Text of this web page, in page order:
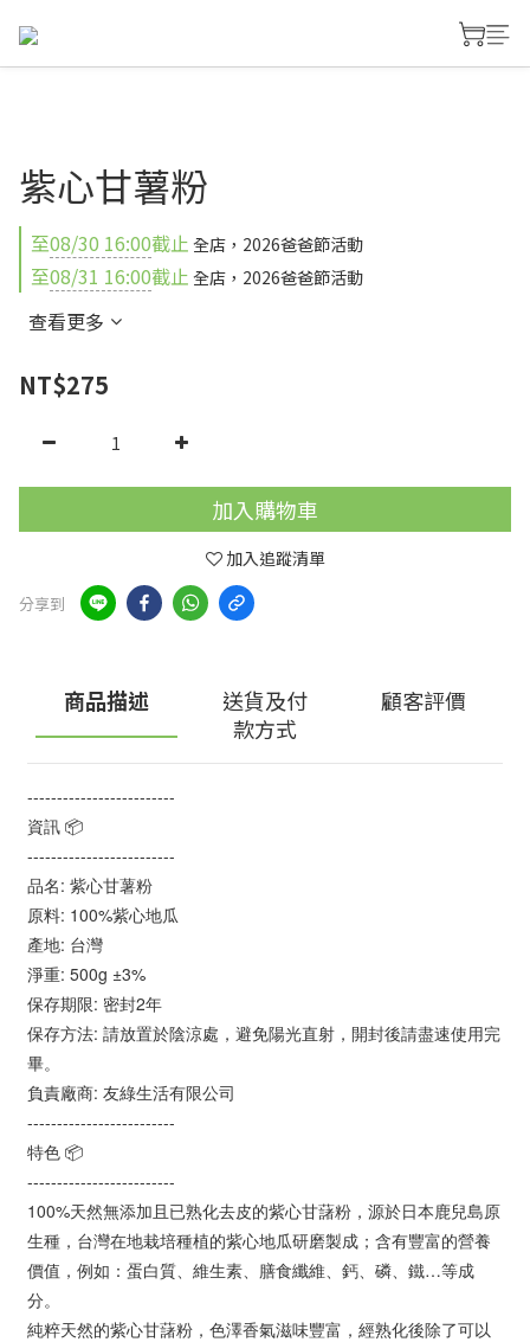
紫心甘薯粉
至08/30 16:00截止 全店，2026爸爸節活動
至08/31 16:00截止 全店，2026爸爸節活動
查看更多
NT$275
加入購物車
加入追蹤清單
分享到
商品描述
送貨及付
款方式
顧客評價
-------------------------
資訊 📦
-------------------------
品名: 紫心甘薯粉
原料: 100%紫心地瓜
產地: 台灣
淨重: 500g ±3%
保存期限: 密封2年
保存方法: 請放置於陰涼處，避免陽光直射，開封後請盡速使用完
畢。
負責廠商: 友綠生活有限公司
-------------------------
特色 📦
-------------------------
100%天然無添加且已熟化去皮的紫心甘藷粉，源於日本鹿兒島原
生種，台灣在地栽培種植的紫心地瓜研磨製成；含有豐富的營養
價值，例如：蛋白質、維生素、膳食纖維、鈣、磷、鐵…等成
分。
純粹天然的紫心甘藷粉，色澤香氣滋味豐富，經熟化後除了可以